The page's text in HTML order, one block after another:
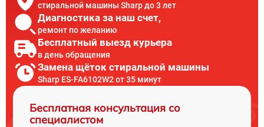
стиральной машины Sharp до 3 лет
Диагностика за наш счет,
ремонт по желанию
Бесплатный выезд курьера
в день обращения
Замена щёток стиральной машины
Sharp ES-FA6102W2 от 35 минут
Бесплатная консультация со
специалистом